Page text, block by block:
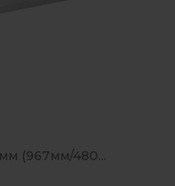
(967мм/480...